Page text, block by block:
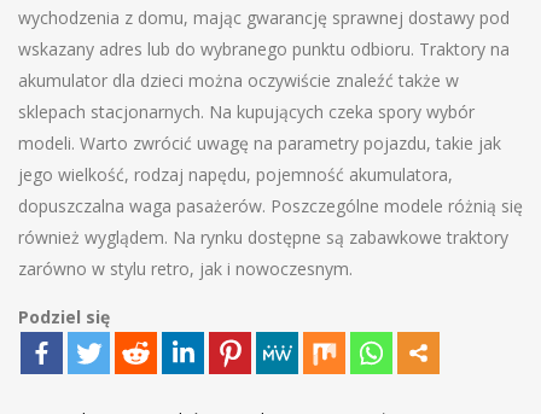
wychodzenia z domu, mając gwarancję sprawnej dostawy pod
wskazany adres lub do wybranego punktu odbioru. Traktory na
akumulator dla dzieci można oczywiście znaleźć także w
sklepach stacjonarnych. Na kupujących czeka spory wybór
modeli. Warto zwrócić uwagę na parametry pojazdu, takie jak
jego wielkość, rodzaj napędu, pojemność akumulatora,
dopuszczalna waga pasażerów. Poszczególne modele różnią się
również wyglądem. Na rynku dostępne są zabawkowe traktory
zarówno w stylu retro, jak i nowoczesnym.
Podziel się